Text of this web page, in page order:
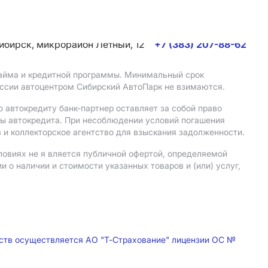
микрорайон Летный, 12 +7 (383) 207-88-62
и кредитной программы. Минимальный срок
автоцентром Сибирский АвтоПарк не взимаются.
банк-партнер оставляет за собой право
автокредита. При несоблюдении условий погашения
агентство для взыскания задолженности.
не я вляется публичной офертой, определяемой
наличии и стоимости указанных товаров и (или) услуг,
осуществляется АО "Т-Страхование" лицензии ОС №